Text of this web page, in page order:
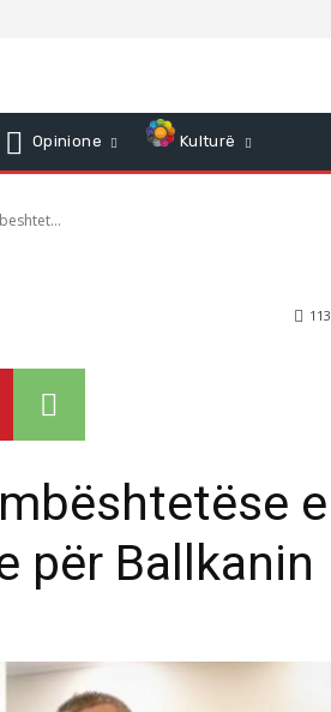
Opinione Kulturë
dhe
per
113
e
për Ballkanin